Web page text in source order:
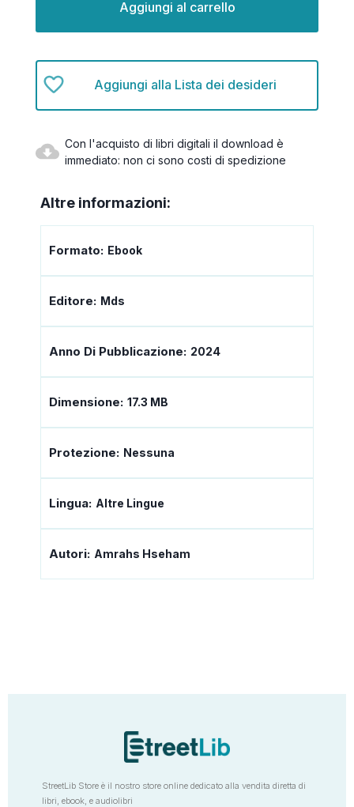
Aggiungi alla Lista dei desideri
Con l'acquisto di libri digitali il download è
immediato: non ci sono costi di spedizione
Altre informazioni:
Formato: Ebook
Editore: Mds
Anno Di Pubblicazione: 2024
Dimensione: 17.3 MB
Protezione: Nessuna
Lingua: Altre Lingue
Autori: Amrahs Hseham
StreetLib Store è il nostro store online dedicato alla vendita diretta di
libri, ebook, e audiolibri